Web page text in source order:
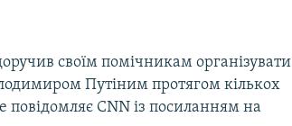
своїм помічникам організувати
Путіним протягом кількох
повідомляє CNN із посиланням на